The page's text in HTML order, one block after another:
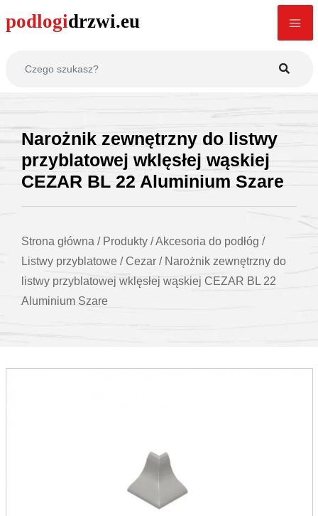
Narożnik zewnętrzny do listwy
przyblatowej wklęsłej wąskiej
CEZAR BL 22 Aluminium Szare
Strona główna / Produkty /Akcesoria do podłóg /
Listwy przyblatowe / Cezar / Narożnik zewnętrzny do
listwy przyblatowej wklęsłej wąskiej CEZAR BL 22
Aluminium Szare